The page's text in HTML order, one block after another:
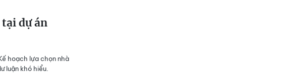
dự án
hoạch lựa chọn nhà
luận khó hiểu.